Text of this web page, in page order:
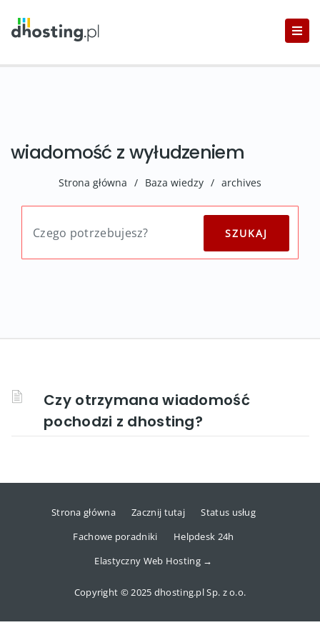
wiadomość z wyłudzeniem
Strona główna / Baza wiedzy / archives
Czy otrzymana wiadomość
pochodzi z dhosting?
Strona główna Zacznij tutaj
Status usług
Fachowe poradniki
Helpdesk 24h
Elastyczny Web Hosting →
Copyright © 2025 dhosting.pl Sp. z o.o.